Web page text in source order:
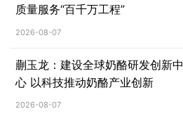
质量服务“百千万工程”
2026-08-07
蒯玉龙：建设全球奶酪研发创新中
心 以科技推动奶酪产业创新
2026-08-07